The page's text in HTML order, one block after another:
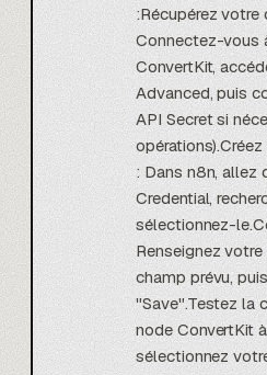
:Récupérez votre
Connectez-vous
ConvertKit,
Advanced, puis
API Secret si
: Dans n8n, allez
Credential,
sélectionnez-
Renseignez
champ prévu,
"Save".Testez la
node ConvertKit
sélectionnez